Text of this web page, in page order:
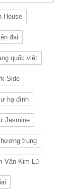
House
đại
quốc việt
Side
hạ đình
Jasmine
trung
Văn Kim Lũ